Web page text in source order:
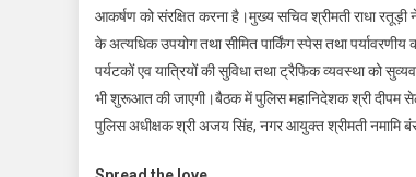
आकर्षण को संरक्षित करना है।मुख्य सचिव श्रीमती राधा रतूड़ी
के अत्यधिक उपयोग तथा सीमित पार्किंग स्पेस तथा
पर्यटकों एव यात्रियों की सुविधा तथा ट्रैफिक व्यवस्था को
भी शुरूआत की जाएगी।बैठक में पुलिस महानिदेशक श्री दीपम
पुलिस अधीक्षक श्री अजय सिंह, नगर आयुक्त श्रीमती नमामि